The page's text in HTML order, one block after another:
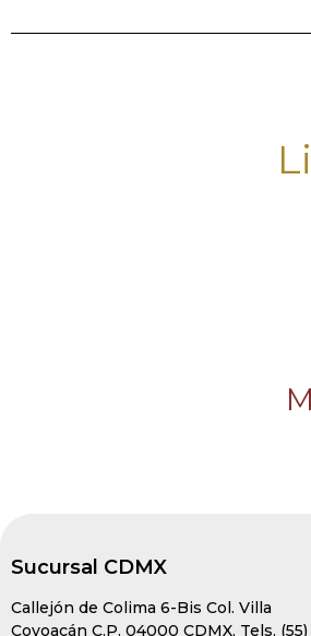
Sucursal CDMX
Callejón de Colima 6-Bis Col. Villa
Coyoacán C.P. 04000 CDMX. Tels. (55)